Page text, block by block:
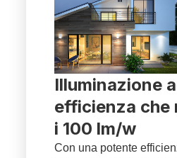
Illuminazione
efficienza che
i 100 lm/w
Con una potente